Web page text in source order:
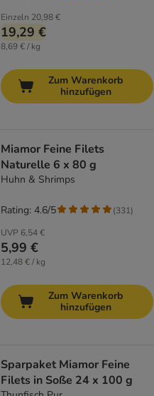
Einzeln 20,98 €
19,29 €
8,69 € / kg
Zum Warenkorb
hinzufügen
Miamor Feine Filets
Naturelle 6 x 80 g
Huhn & Shrimps
UVP 6,54 €
5,99 €
12,48 € / kg
Rating: 4.6/5 (331)
Zum Warenkorb
hinzufügen
Sparpaket Miamor Feine
Filets in Soße 24 x 100 g